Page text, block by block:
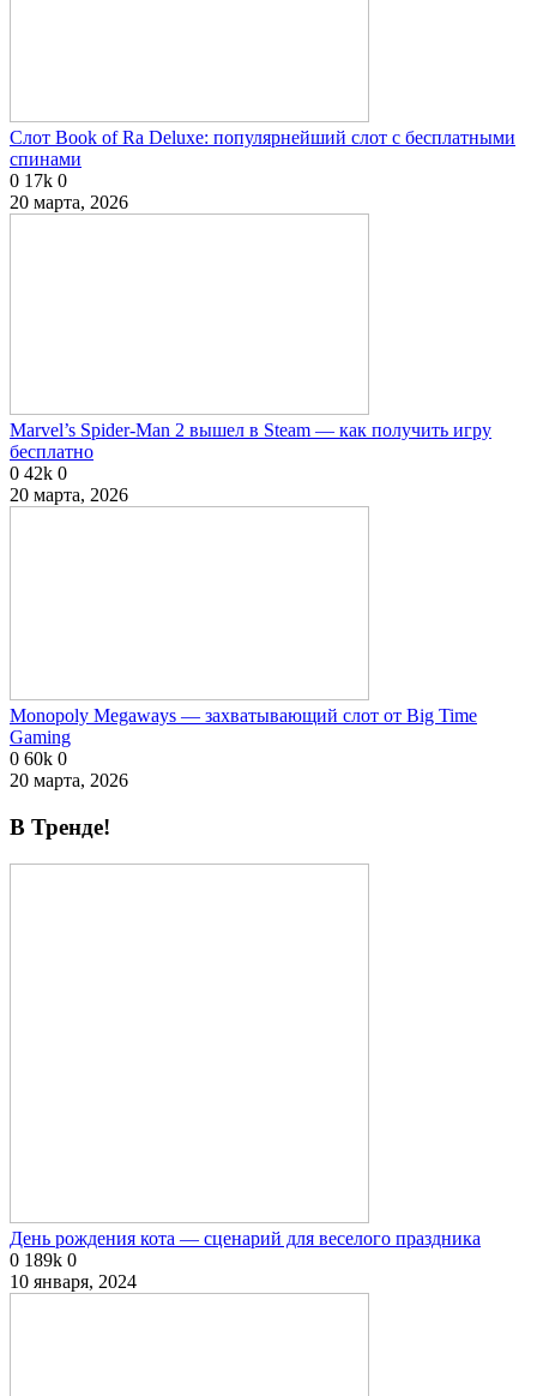
Слот Book of Ra Deluxe: популярнейший слот с бесплатными
спинами
0 17k 0
20 марта, 2026
Marvel’s Spider-Man 2 вышел в Steam — как получить игру
бесплатно
0 42k 0
20 марта, 2026
Monopoly Megaways — захватывающий слот от Big Time
Gaming
0 60k 0
20 марта, 2026
В Тренде!
День рождения кота — сценарий для веселого праздника
0 189k 0
10 января, 2024